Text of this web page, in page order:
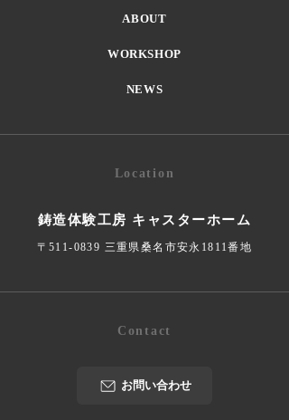
ABOUT
WORKSHOP
NEWS
Location
鋳造体験工房 キャスターホーム
〒511-0839 三重県桑名市安永1811番地
Contact
お問い合わせ